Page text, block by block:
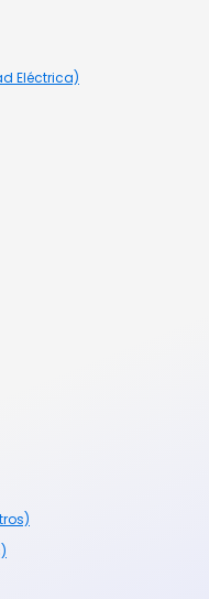
Eléctrica)